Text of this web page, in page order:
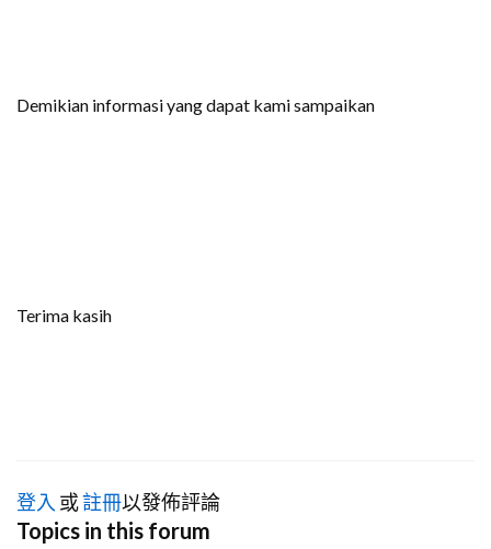
Demikian informasi yang dapat kami sampaikan
Terima kasih
登入 或註冊以發佈評論
Topics in this forum